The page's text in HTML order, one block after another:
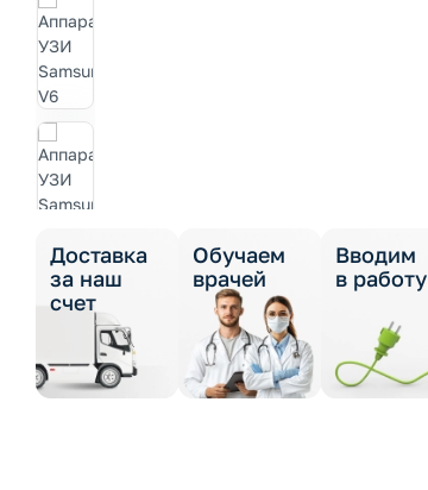
Доставка
за наш
счет
Обучаем
врачей
Вводим
в работу